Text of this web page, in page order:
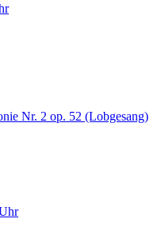
Nr. 2 op. 52 (Lobgesang)